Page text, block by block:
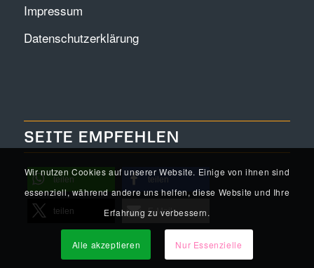
Impressum
Datenschutzerklärung
SEITE EMPFEHLEN
teilen teilen
teilen E-Mail
Wir nutzen Cookies auf unserer Website. Einige von ihnen sind
essenziell, während andere uns helfen, diese Website und Ihre
Erfahrung zu verbessern.
Alle akzeptieren Nur Essenzielle